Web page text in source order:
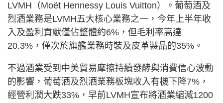
LVMH（Moët Hennessy Louis Vuitton）。葡萄酒及
烈酒業務是LVMH五大核心業務之一，今年上半年收
入及盈利貢獻僅佔整體約6%，但毛利率高達
20.3%，僅次於旗艦業務時裝及皮革製品的35%。
不過酒業受到中美貿易摩擦持續發酵與消費信心波動
的影響，葡萄酒及烈酒業務板塊收入有機下降7%，
經營利潤大跌33%，早前LVMH宣布將酒業縮減1200